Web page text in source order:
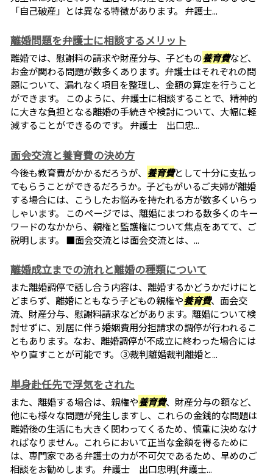
「自己破産」とは異なる特徴があります。 弁護士...
離婚問題を弁護士に相談するメリット
離婚では、慰謝料の請求や財産分与、子どもの養育費など、
お金が関わる問題が数多くあります。弁護士はそれぞれの問
題について、漏れなく項目を整理し、金額の算定を行うこと
ができます。 このように、弁護士に相談することで、精神的
に大きな負担となる離婚の手続きや検討について、大幅に軽
減することができるのです。 弁護士 出口忠...
面会交流と養育費の決め方
今後も教育費がかかるだろうが、 養育費として十分に支払っ
てもらうことができるだろうか。子どもがいるご夫婦が離婚
する場合には、こうしたお悩みを持たれる方が数多くいらっ
しゃいます。 このページでは、離婚にまつわる数多くのキー
ワードのなかから、親権と監護権について焦点をあてて、ご
説明します。 ■面会交流とは面会交流とは、...
離婚成立までの流れと離婚の種類について
また離婚調停で話し合う内容は、離婚するかどうかだけにと
どまらず、離婚にともなう子どもの親権や養育費、面会交
流、財産分与、慰謝料請求などがあります。離婚について検
討せずに、別居に伴う婚姻費用分担請求の調停が行われるこ
ともあります。なお、離婚調停が不成立に終わった場合には
やり直すことが可能です。 ③裁判離婚裁判離婚と...
単身赴任先で浮気をされた
また、離婚する場合は、親権や養育費、財産分与の額など、
他にも様々な問題が発生しますし、これらの金銭的な問題は
離婚後の生活にも大きく関わってくるため、慎重に決めなけ
ればなりません。これらにおいて正当な金額を得るために
は、専門家である弁護士の力が不可欠であるため、早めのご
相談をお勧めします。 弁護士 出口忠明(弁護士...